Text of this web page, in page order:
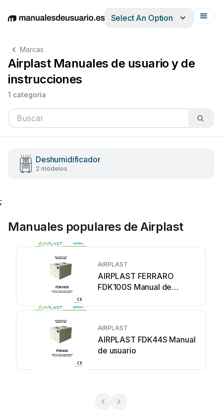
EnglishDeutschEspañolItalianoFrançais
Select An Option
Marcas
Airplast Manuales de usuario y de
instrucciones
1 categoría
Deshumidificador
2 modelos
;
Manuales populares de Airplast
AIRPLAST
AIRPLAST FERRARO
FDK100S Manual de
AIRPLAST
AIRPLAST FDK44S Manual
de usuario